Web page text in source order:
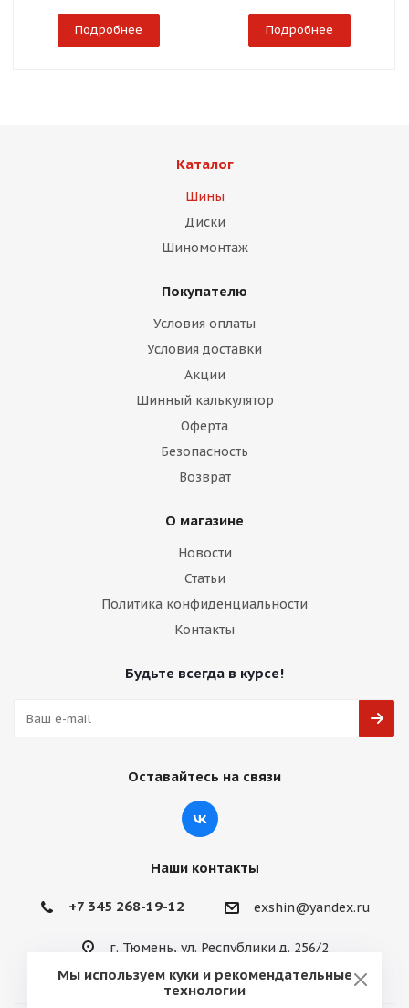
Подробнее Подробнее
Каталог
Шины
Диски
Шиномонтаж
Покупателю
Условия оплаты
Условия доставки
Акции
Шинный калькулятор
Оферта
Безопасность
Возврат
О магазине
Новости
Статьи
Политика конфиденциальности
Контакты
Будьте всегда в курсе!
Оставайтесь на связи
Наши контакты
+7 345 268-19-12 exshin@yandex.ru
г. Тюмень, ул. Республики д. 256/2
Мы используем куки и рекомендательные
технологии